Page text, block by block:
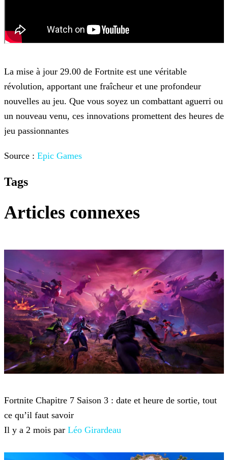
La mise à jour 29.00 de Fortnite est une véritable
révolution, apportant une fraîcheur et une profondeur
nouvelles au jeu. Que vous soyez un combattant aguerri ou
un nouveau venu, ces innovations promettent des heures de
jeu passionnantes
Source : Epic Games
Tags
Articles connexes
Fortnite Chapitre 7 Saison 3 : date et heure de sortie, tout
ce qu’il faut savoir
Il y a 2 mois par Léo Girardeau